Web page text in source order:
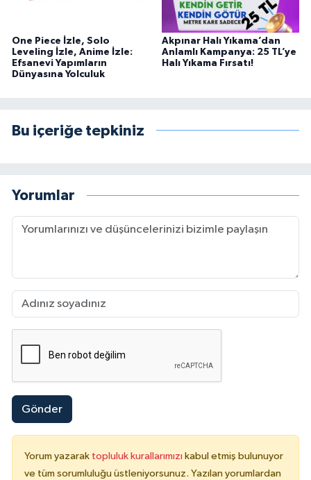
One Piece İzle, Solo
Leveling İzle, Anime İzle:
Efsanevi Yapımların
Dünyasına Yolculuk
Akpınar Halı Yıkama’dan
Anlamlı Kampanya: 25 TL’ye
Halı Yıkama Fırsatı!
Bu içeriğe tepkiniz
Yorumlar
Gönder
Yorum yazarak topluluk kurallarımızı kabul etmiş bulunuyor
ve tüm sorumluluğu üstleniyorsunuz. Yazılan yorumlardan